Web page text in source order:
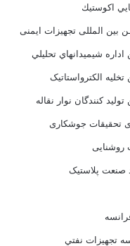
اكوستيك
بين المللى تجهيزات ايمنى
اداره شيميدانهاي تحليلي
الکترواستاتيک
کنندگان نوار نقاله
تحقیقات جوشکاری
روشنایی
صنعت پلاستيک
تجهيزات نفتي